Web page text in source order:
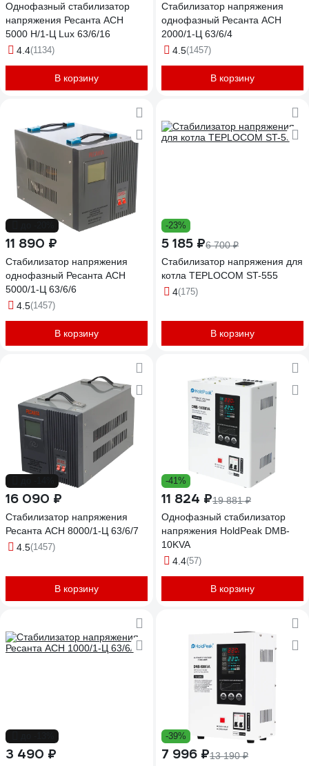
Однофазный стабилизатор
напряжения Ресанта АСН
5000 Н/1-Ц Lux 63/6/16
4.4(1134)
В корзину
Стабилизатор напряжения
однофазный Ресанта АСН
2000/1-Ц 63/6/4
4.5(1457)
В корзину
11 890 ₽
Стабилизатор напряжения
однофазный Ресанта АСН
5000/1-Ц 63/6/6
4.5(1457)
В корзину
-23%
5 185 ₽6 700 ₽
Стабилизатор напряжения для
котла TEPLOCOM ST-555
4(175)
В корзину
16 090 ₽
Стабилизатор напряжения
Ресанта АСН 8000/1-Ц 63/6/7
4.5(1457)
В корзину
-41%
11 824 ₽19 881 ₽
Однофазный стабилизатор
напряжения HoldPeak DMB-
10KVA
4.4(57)
В корзину
3 490 ₽
-39%
7 996 ₽13 190 ₽